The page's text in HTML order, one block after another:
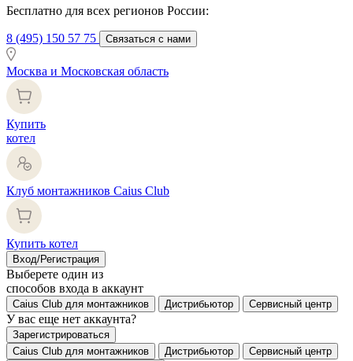
Бесплатно для всех регионов России:
8 (495) 150 57 75 Связаться с нами
Москва и Московская область
Купить
котел
Клуб монтажников Caius Club
Купить котел
Вход/Регистрация
Выберете один из
способов входа в аккаунт
Caius Club для монтажников Дистрибьютор Сервисный центр
У вас еще нет аккаунта?
Зарегистрироваться
Caius Club для монтажников
Дистрибьютор
Сервисный центр